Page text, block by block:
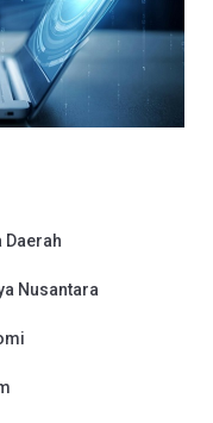
Daerah
Nusantara